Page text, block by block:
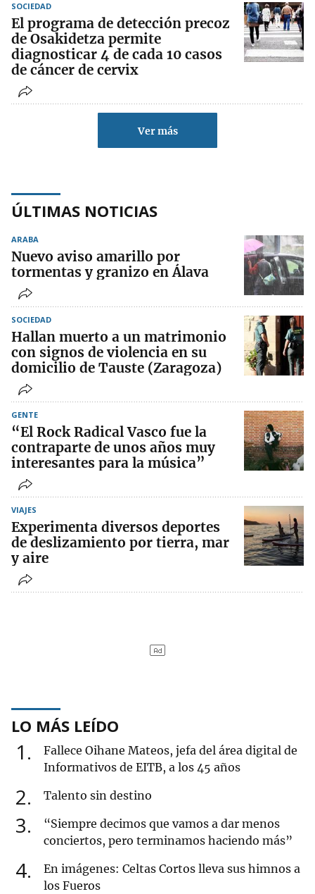
SOCIEDAD
El programa de detección precoz
de Osakidetza permite
diagnosticar 4 de cada 10 casos
de cáncer de cervix
Ver más
ÚLTIMAS NOTICIAS
ARABA
Nuevo aviso amarillo por
tormentas y granizo en Álava
SOCIEDAD
Hallan muerto a un matrimonio
con signos de violencia en su
domicilio de Tauste (Zaragoza)
GENTE
“El Rock Radical Vasco fue la
contraparte de unos años muy
interesantes para la música”
VIAJES
Experimenta diversos deportes
de deslizamiento por tierra, mar
y aire
LO MÁS LEÍDO
1
Fallece Oihane Mateos, jefa del área digital de
Informativos de EITB, a los 45 años
2 Talento sin destino
3
“Siempre decimos que vamos a dar menos
conciertos, pero terminamos haciendo más”
4
En imágenes: Celtas Cortos lleva sus himnos a
los Fueros